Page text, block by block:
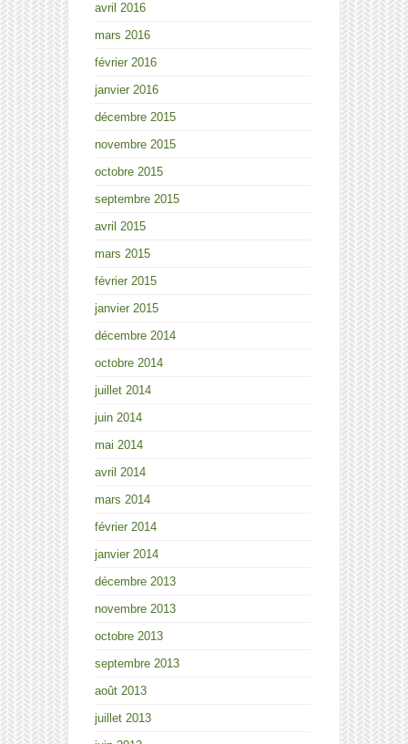
avril 2016
mars 2016
février 2016
janvier 2016
décembre 2015
novembre 2015
octobre 2015
septembre 2015
avril 2015
mars 2015
février 2015
janvier 2015
décembre 2014
octobre 2014
juillet 2014
juin 2014
mai 2014
avril 2014
mars 2014
février 2014
janvier 2014
décembre 2013
novembre 2013
octobre 2013
septembre 2013
août 2013
juillet 2013